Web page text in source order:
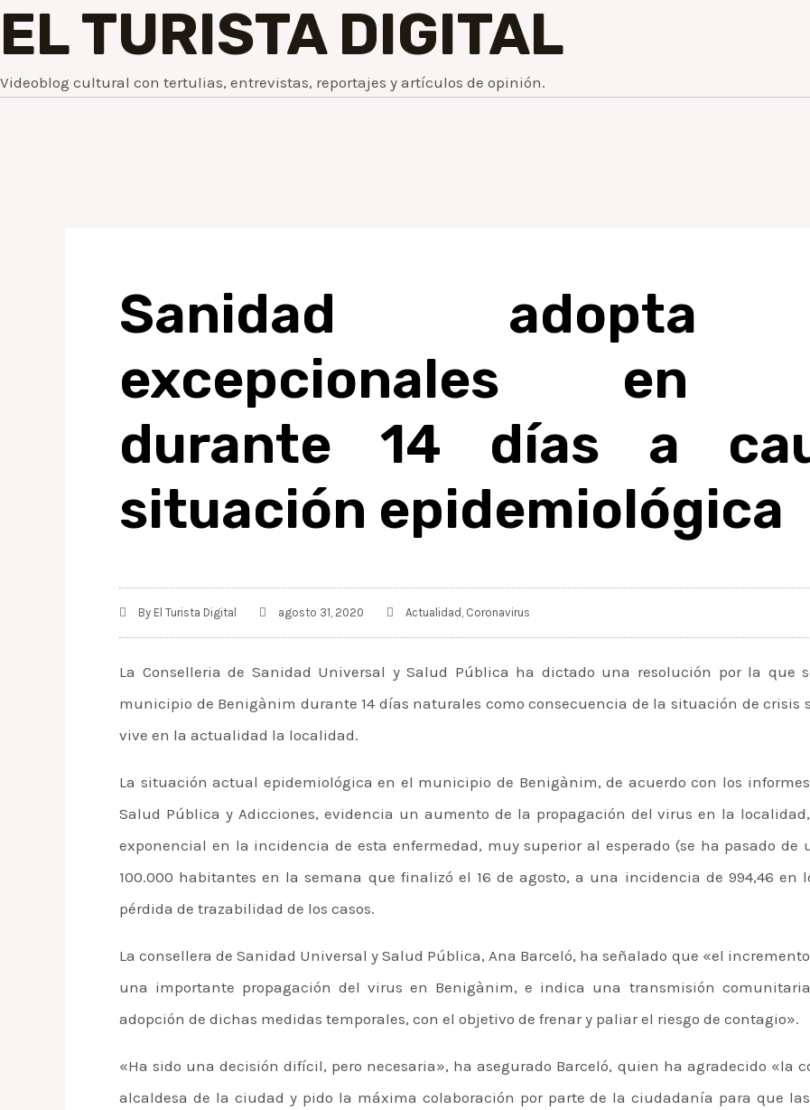
EL TURISTA DIGITAL
Videoblog cultural con tertulias, entrevistas, reportajes y artículos de opinión.
Sanidad adopta
excepcionales en
durante 14 días a
situación epidemiológica
By El Turista Digital agosto 31, 2020 Actualidad Coronavirus
La Conselleria de Sanidad Universal y Salud Pública ha dictado una resolución por la que
municipio de Benigànim durante 14 días naturales como consecuencia de la situación de crisis
vive en la actualidad la localidad.
La situación actual epidemiológica en el municipio de Benigànim, de acuerdo con los
Salud Pública y Adicciones, evidencia un aumento de la propagación del virus en la
exponencial en la incidencia de esta enfermedad, muy superior al esperado (se ha pasado
100.000 habitantes en la semana que finalizó el 16 de agosto, a una incidencia de 994,46 en
pérdida de trazabilidad de los casos.
La consellera de Sanidad Universal y Salud Pública, Ana Barceló, ha señalado que «el
una importante propagación del virus en Benigànim, e indica una transmisión
adopción de dichas medidas temporales, con el objetivo de frenar y paliar el riesgo de contagio».
«Ha sido una decisión difícil, pero necesaria», ha asegurado Barceló, quien ha agradecido «la
alcaldesa de la ciudad y pido la máxima colaboración por parte de la ciudadanía para que